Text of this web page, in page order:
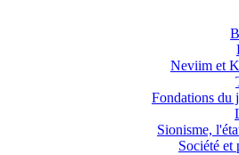
Neviim et
Fondations du
Sionisme,
Société et